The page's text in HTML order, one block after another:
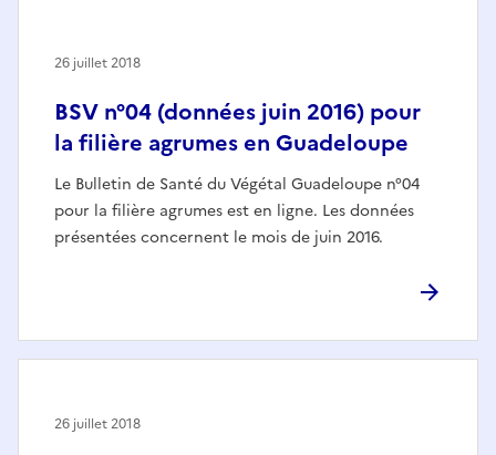
BSV n°04 (données juin 2016) pour
la filière agrumes en Guadeloupe
Le Bulletin de Santé du Végétal Guadeloupe n°04
pour la filière agrumes est en ligne. Les données
présentées concernent le mois de juin 2016.
26 juillet 2018
26 juillet 2018